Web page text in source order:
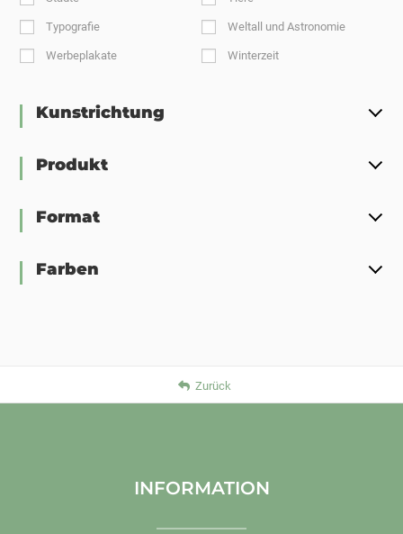
Typografie Weltall und Astronomie
Werbeplakate Winterzeit
Kunstrichtung
Produkt
Format
Farben
Zurück
INFORMATION